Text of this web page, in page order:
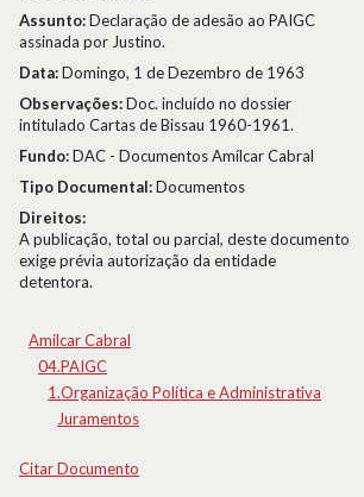
Assunto:Declaração de adesão ao PAIGC
assinada por Justino.
Data:Domingo, 1 de Dezembro de 1963
Observações:Doc. incluído no dossier
intitulado Cartas de Bissau 1960-1961.
Fundo:DAC - Documentos Amílcar Cabral
Tipo Documental:Documentos
Direitos:
A publicação, total ou parcial, deste documento
exige prévia autorização da entidade
detentora.
Amílcar Cabral
04.PAIGC
1.Organização Política e Administrativa
Juramentos
Citar Documento